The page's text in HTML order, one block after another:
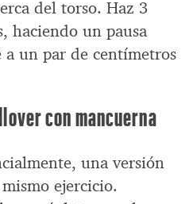
del torso. Haz 3
haciendo un pausa
a un par de centímetros
con mancuerna
una versión
ejercicio.